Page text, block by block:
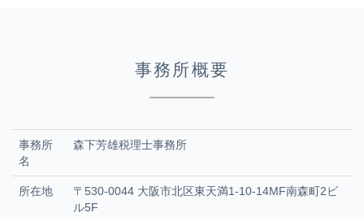
事務所概要
事務所
名
森下芳雄税理士事務所
所在地
〒530-0044 大阪市北区東天満1-10-14MF南森町2ビ
ル5F